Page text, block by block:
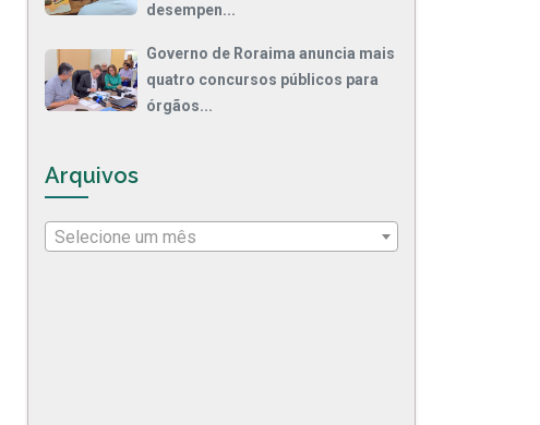
desempen...
Governo de Roraima anuncia mais
quatro concursos públicos para
órgãos...
Arquivos
Selecione um mês